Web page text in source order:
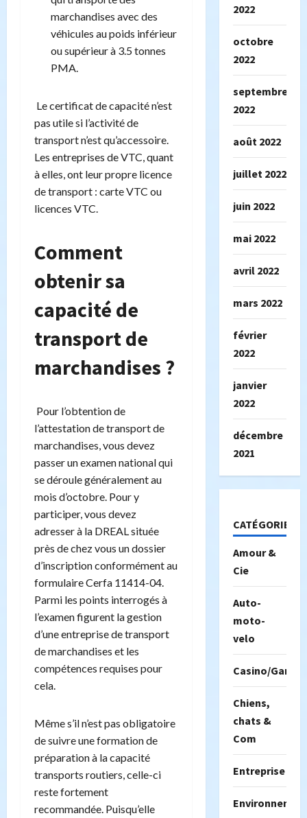
marchandises avec des
véhicules au poids inférieur
ou supérieur à 3.5 tonnes
PMA.
Le certificat de capacité n’est
pas utile si l’activité de
transport n’est qu’accessoire.
Les entreprises de VTC, quant
à elles, ont leur propre licence
de transport : carte VTC ou
licences VTC.
Comment
obtenir sa
capacité de
transport de
marchandises ?
Pour l’obtention de
l’attestation de transport de
marchandises, vous devez
passer un examen national qui
se déroule généralement au
mois d’octobre. Pour y
participer, vous devez
adresser à la DREAL située
près de chez vous un dossier
d’inscription conformément au
formulaire Cerfa 11414-04.
Parmi les points interrogés à
l’examen figurent la gestion
d’une entreprise de transport
de marchandises et les
compétences requises pour
cela.
Même s’il n’est pas obligatoire
de suivre une formation de
préparation à la capacité
transports routiers, celle-ci
reste fortement
recommandée. Puisqu’elle
2022
octobre
2022
septembre
2022
août 2022
juillet 2022
juin 2022
mai 2022
avril 2022
mars 2022
février
2022
janvier
2022
décembre
2021
CATÉGORIES
Amour &
Cie
Auto-
moto-
velo
Casino/
Chiens,
chats &
Com
Entreprise